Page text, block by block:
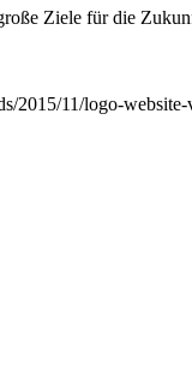
Ziele für die
2015/11/logo-